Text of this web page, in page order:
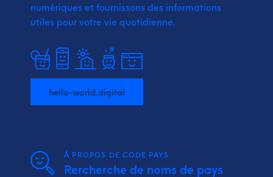
numériques et fournissons des informations
utiles pour votre vie quotidienne.
hello-world.digital
À PROPOS DE CODE PAYS
Rercherche de noms de pays